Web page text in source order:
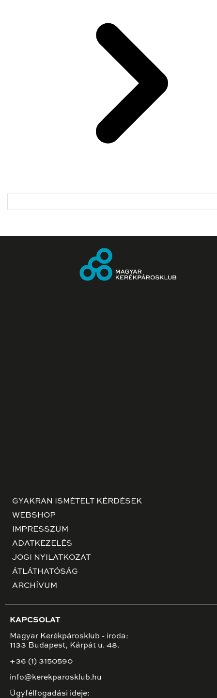
GYAKRAN ISMÉTELT KÉRDÉSEK
WEBSHOP
IMPRESSZUM
ADATKEZELÉS
JOGI NYILATKOZAT
ÁTLÁTHATÓSÁG
ARCHÍVUM
KAPCSOLAT
Magyar Kerékpárosklub - iroda:
1133 Budapest, Kárpát u. 48.
+36 (1) 3150590
info@kerekparosklub.hu
Ügyfélfogadási ideje: